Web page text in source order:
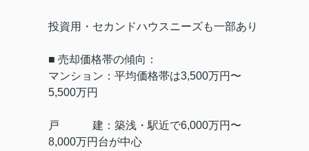
投資用・セカンドハウスニーズも一部あり
■ 売却価格帯の傾向：
マンション：平均価格帯は3,500万円〜
5,500万円
戸 建：築浅・駅近で6,000万円〜
8,000万円台が中心